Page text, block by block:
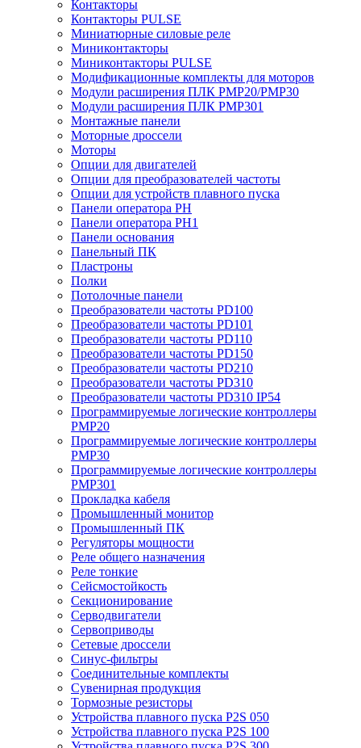
Контакторы
Контакторы PULSE
Миниатюрные силовые реле
Миниконтакторы
Миниконтакторы PULSE
Модификационные комплекты для моторов
Модули расширения ПЛК PMP20/PMP30
Модули расширения ПЛК PMP301
Монтажные панели
Моторные дроссели
Моторы
Опции для двигателей
Опции для преобразователей частоты
Опции для устройств плавного пуска
Панели оператора PH
Панели оператора PH1
Панели основания
Панельный ПК
Пластроны
Полки
Потолочные панели
Преобразователи частоты PD100
Преобразователи частоты PD101
Преобразователи частоты PD110
Преобразователи частоты PD150
Преобразователи частоты PD210
Преобразователи частоты PD310
Преобразователи частоты PD310 IP54
Программируемые логические контроллеры
PMP20
Программируемые логические контроллеры
PMP30
Программируемые логические контроллеры
PMP301
Прокладка кабеля
Промышленный монитор
Промышленный ПК
Регуляторы мощности
Реле общего назначения
Реле тонкие
Сейсмостойкость
Секционирование
Серводвигатели
Сервоприводы
Сетевые дроссели
Синус-фильтры
Соединительные комплекты
Сувенирная продукция
Тормозные резисторы
Устройства плавного пуска P2S 050
Устройства плавного пуска P2S 100